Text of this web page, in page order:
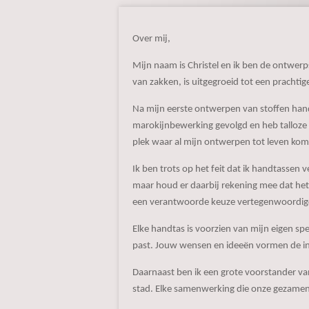
Over mij,
Mijn naam is Christel en ik ben de
van zakken, is uitgegroeid tot een
Na mijn eerste ontwerpen van stoffen
marokijnbewerking gevolgd en heb
plek waar al mijn ontwerpen tot leven
Ik ben trots op het feit dat ik handtassen
maar houd er daarbij rekening mee dat
een verantwoorde keuze
Elke handtas is voorzien van mijn eigen
past. Jouw wensen en ideeën vormen de
Daarnaast ben ik een grote voorstander
stad. Elke samenwerking die onze